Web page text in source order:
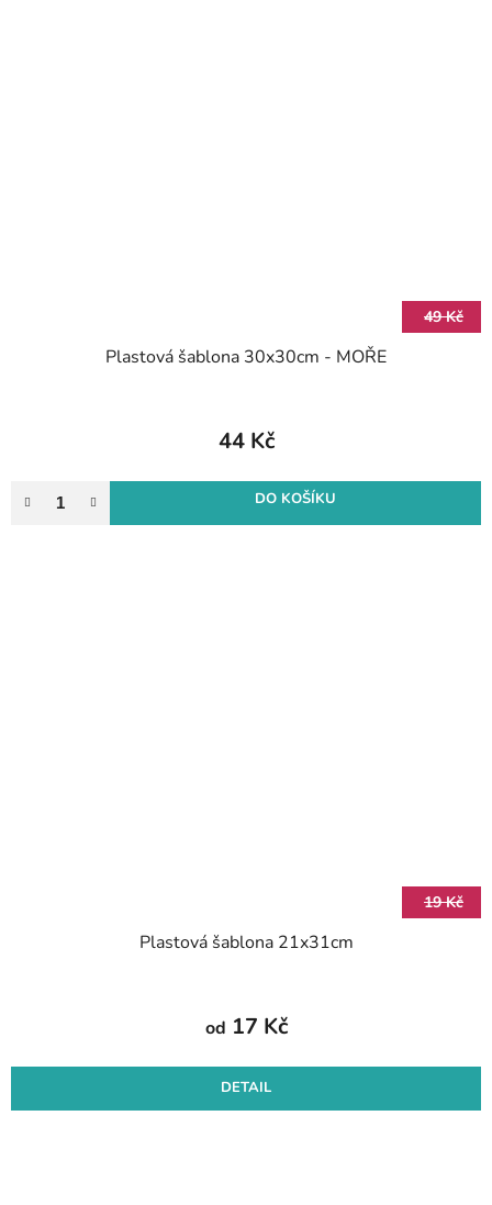
49 Kč
Plastová šablona 30x30cm - MOŘE
44 Kč
DO KOŠÍKU
19 Kč
Plastová šablona 21x31cm
od 17 Kč
DETAIL